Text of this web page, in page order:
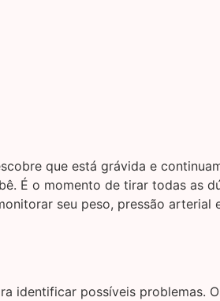
que está grávida e
É o momento de tirar todas as
seu peso, pressão arterial
identificar possíveis problemas.